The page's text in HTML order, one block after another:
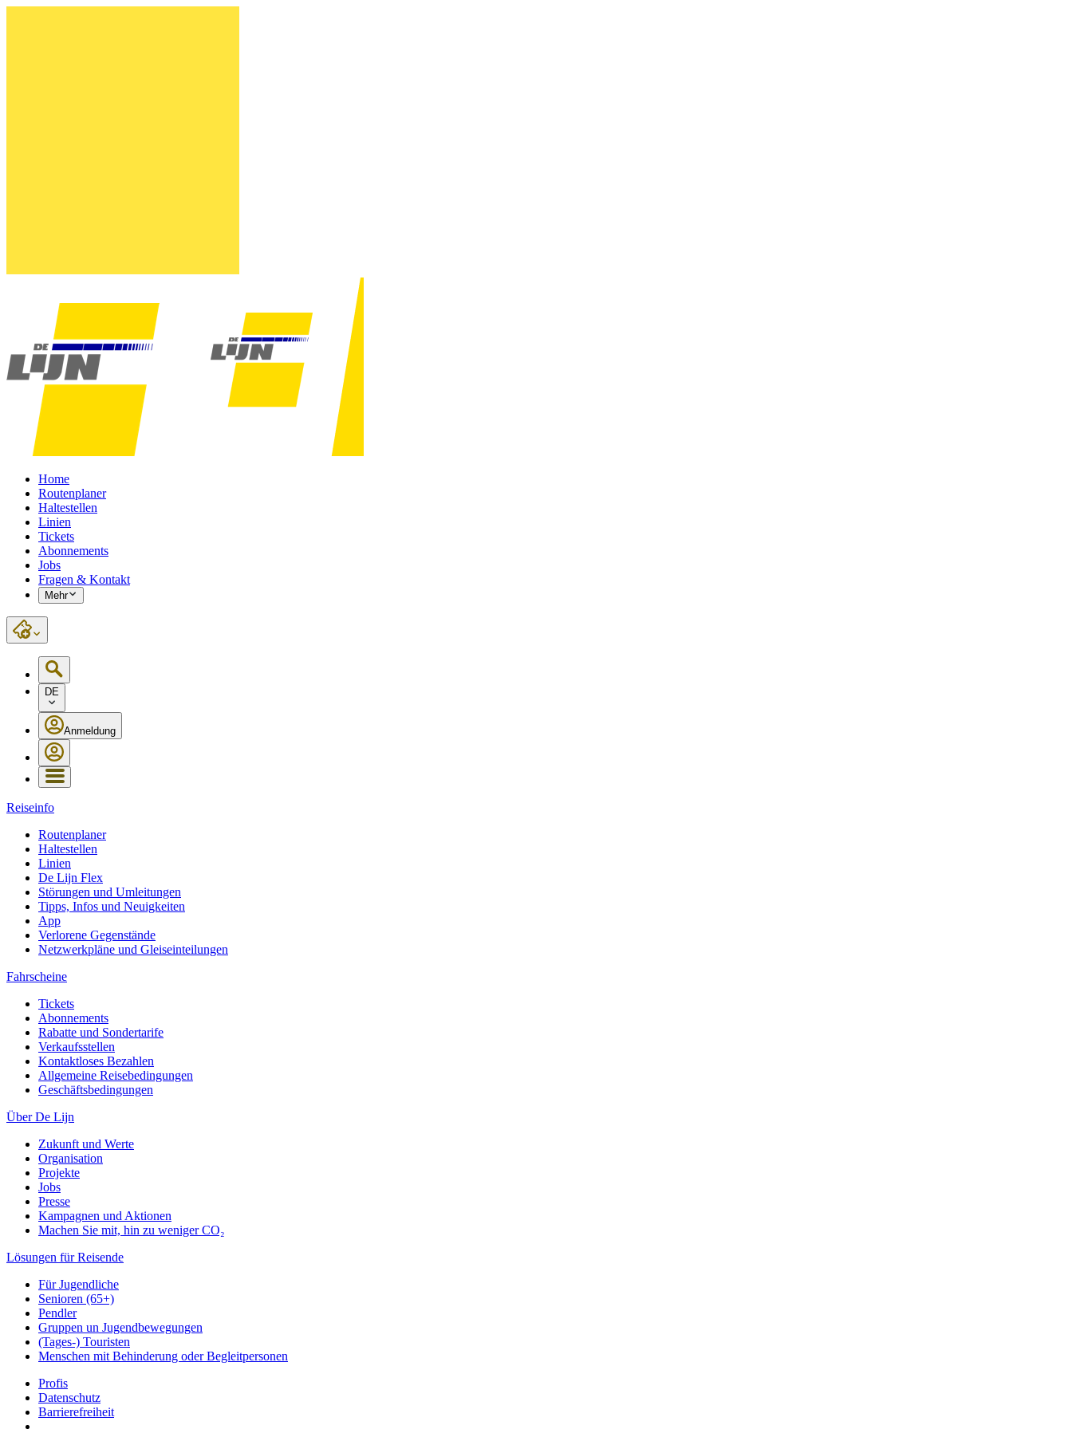
Home
Routenplaner
Haltestellen
Linien
Tickets
Abonnements
Jobs
Fragen & Kontakt
Mehr
DE
Anmeldung
Reiseinfo
Routenplaner
Haltestellen
Linien
De Lijn Flex
Störungen und Umleitungen
Tipps, Infos und Neuigkeiten
App
Verlorene Gegenstände
Netzwerkpläne und Gleiseinteilungen
Fahrscheine
Tickets
Abonnements
Rabatte und Sondertarife
Verkaufsstellen
Kontaktloses Bezahlen
Allgemeine Reisebedingungen
Geschäftsbedingungen
Über De Lijn
Zukunft und Werte
Organisation
Projekte
Jobs
Presse
Kampagnen und Aktionen
Machen Sie mit, hin zu weniger CO₂
Lösungen für Reisende
Für Jugendliche
Senioren (65+)
Pendler
Gruppen un Jugendbewegungen
(Tages-) Touristen
Menschen mit Behinderung oder Begleitpersonen
Profis
Datenschutz
Barrierefreiheit